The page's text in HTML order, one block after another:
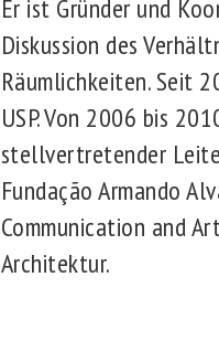
Er ist Gründer und
Diskussion des
Räumlichkeiten. Seit
USP. Von 2006 bis
stellvertretender
Fundação Armando
Communication and
Architektur.